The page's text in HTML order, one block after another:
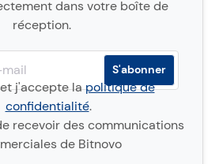
dans votre boîte de
réception.
j'accepte lapolitique de
confidentialité.
recevoir des communications
de Bitnovo